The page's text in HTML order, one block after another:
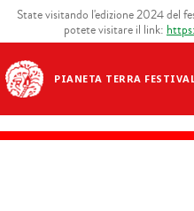
PIANETA TERRA
State visitando l'edizione 2024 del
potete visitare il link: